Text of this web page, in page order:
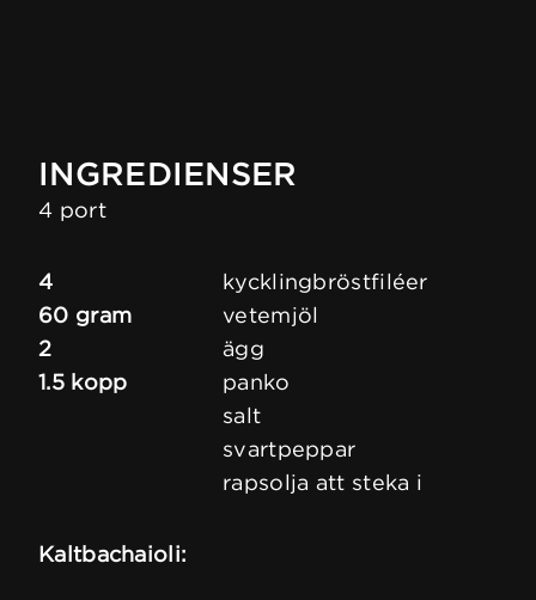
INGREDIENSER
4 port
4
kycklingbröstfiléer
60 gram
vetemjöl
2
ägg
1.5 kopp
panko
salt
svartpeppar
rapsolja att steka i
Kaltbachaioli: